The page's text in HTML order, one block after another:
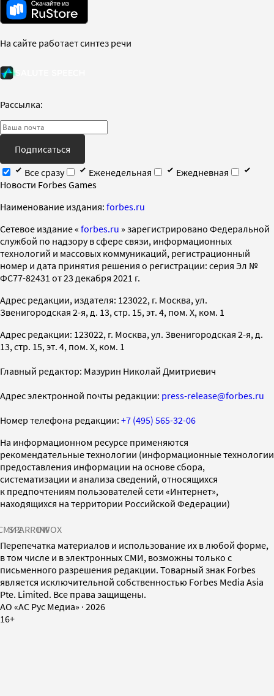
На сайте работает синтез речи
Рассылка:
Подписаться
Все сразу
Еженедельная
Ежедневная
Новости Forbes Games
Наименование издания: forbes.ru
Cетевое издание « forbes.ru » зарегистрировано Федеральной
службой по надзору в сфере связи, информационных
технологий и массовых коммуникаций, регистрационный
номер и дата принятия решения о регистрации: серия Эл №
ФС77-82431 от 23 декабря 2021 г.
Адрес редакции, издателя: 123022, г. Москва, ул.
Звенигородская 2-я, д. 13, стр. 15, эт. 4, пом. X, ком. 1
Адрес редакции: 123022, г. Москва, ул. Звенигородская 2-я, д.
13, стр. 15, эт. 4, пом. X, ком. 1
Главный редактор: Мазурин Николай Дмитриевич
Адрес электронной почты редакции: press-release@forbes.ru
Номер телефона редакции: +7 (495) 565-32-06
На информационном ресурсе применяются
рекомендательные технологии (информационные технологии
предоставления информации на основе сбора,
систематизации и анализа сведений, относящихся
к предпочтениям пользователей сети «Интернет»,
находящихся на территории Российской Федерации)
SPARROWINFOX
Перепечатка материалов и использование их в любой форме,
в том числе и в электронных СМИ, возможны только с
письменного разрешения редакции. Товарный знак Forbes
является исключительной собственностью Forbes Media Asia
Pte. Limited. Все права защищены.
AO «АС Рус Медиа» · 2026
16+